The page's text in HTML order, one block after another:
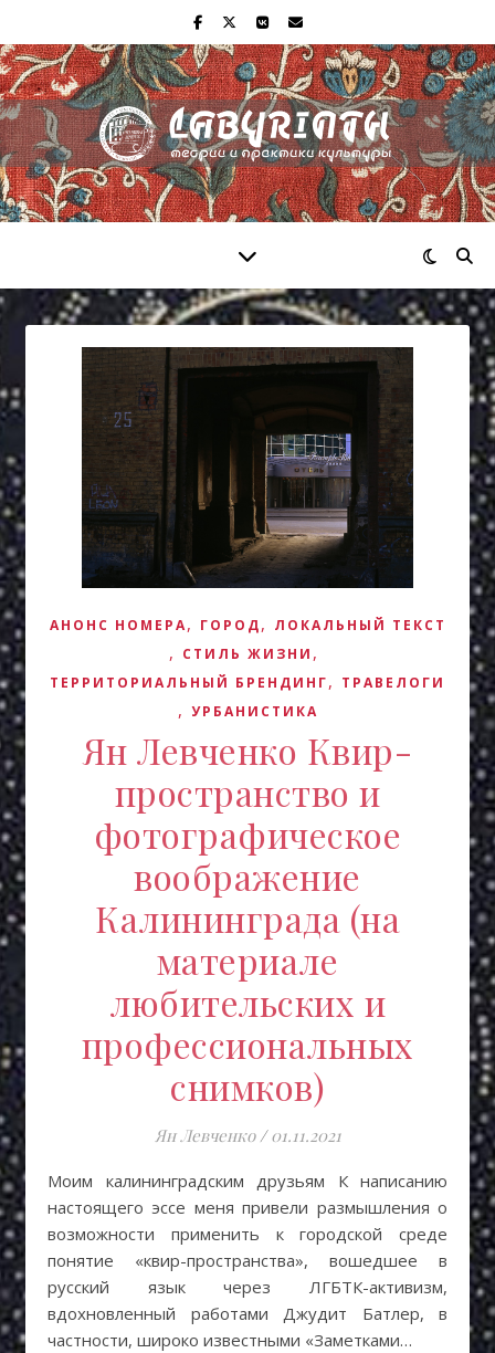
АНОНС НОМЕРА, ГОРОД, ЛОКАЛЬНЫЙ ТЕКСТ
, СТИЛЬ ЖИЗНИ ,
ТЕРРИТОРИАЛЬНЫЙ БРЕНДИНГ, ТРАВЕЛОГИ
, УРБАНИСТИКА
Ян Левченко Квир-
пространство и
фотографическое
воображение
Калининграда (на
материале
любительских и
профессиональных
снимков)
Ян Левченко / 01.11.2021
Моим калининградским друзьям К написанию
настоящего эссе меня привели размышления о
возможности применить к городской среде
понятие «квир-пространства», вошедшее в
русский язык через ЛГБТК-активизм,
вдохновленный работами Джудит Батлер, в
частности, широко известными «Заметками…